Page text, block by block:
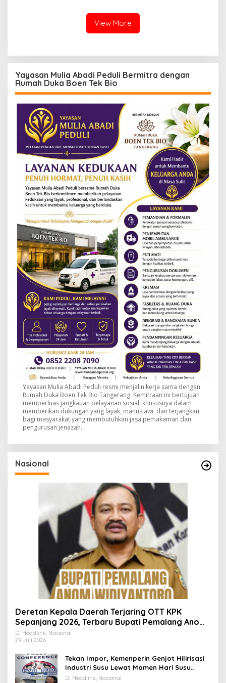
View More
Yayasan Mulia Abadi Peduli Bermitra dengan
Rumah Duka Boen Tek Bio
Yayasan Mulia Abadi Peduli resmi menjalin kerja sama dengan
Rumah Duka Boen Tek Bio Tangerang. Kemitraan ini bertujuan
memperluas jangkauan pelayanan sosial, khususnya dalam
memberikan dukungan yang layak, manusiawi, dan terjangkau
bagi masyarakat yang membutuhkan jasa pemakaman dan
pengurusan jenazah.
Nasional
Deretan Kepala Daerah Terjaring OTT KPK
Sepanjang 2026, Terbaru Bupati Pemalang Anom
Widiyantoro
Di Headline, Nasional
29 Juli 2026
Tekan Impor, Kemenperin Genjot Hilirisasi
Industri Susu Lewat Momen Hari Susu
Nusantara 2026
Di Headline, Nasional